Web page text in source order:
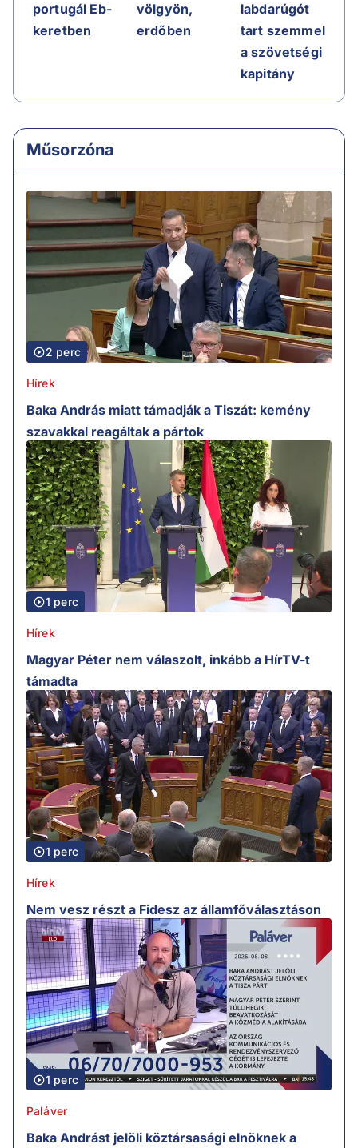
portugál Eb-
keretben
völgyön,
erdőben
labdarúgót
tart szemmel
a szövetségi
kapitány
Műsorzóna
2 perc
Hírek
Baka András miatt támadják a Tiszát: kemény
szavakkal reagáltak a pártok
1 perc
Hírek
Magyar Péter nem válaszolt, inkább a HírTV-t
támadta
1 perc
Hírek
Nem vesz részt a Fidesz az államfőválasztáson
1 perc
Paláver
Baka Andrást jelöli köztársasági elnöknek a